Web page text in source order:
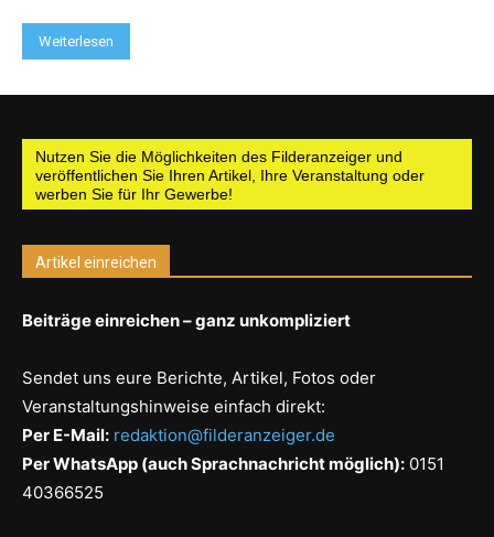
Weiterlesen
Nutzen Sie die Möglichkeiten des Filderanzeiger und
veröffentlichen Sie Ihren Artikel, Ihre Veranstaltung oder
werben Sie für Ihr Gewerbe!
Artikel einreichen
Beiträge einreichen – ganz unkompliziert
Sendet uns eure Berichte, Artikel, Fotos oder
Veranstaltungshinweise einfach direkt:
Per E-Mail: redaktion@filderanzeiger.de
Per WhatsApp (auch Sprachnachricht möglich): 0151
40366525